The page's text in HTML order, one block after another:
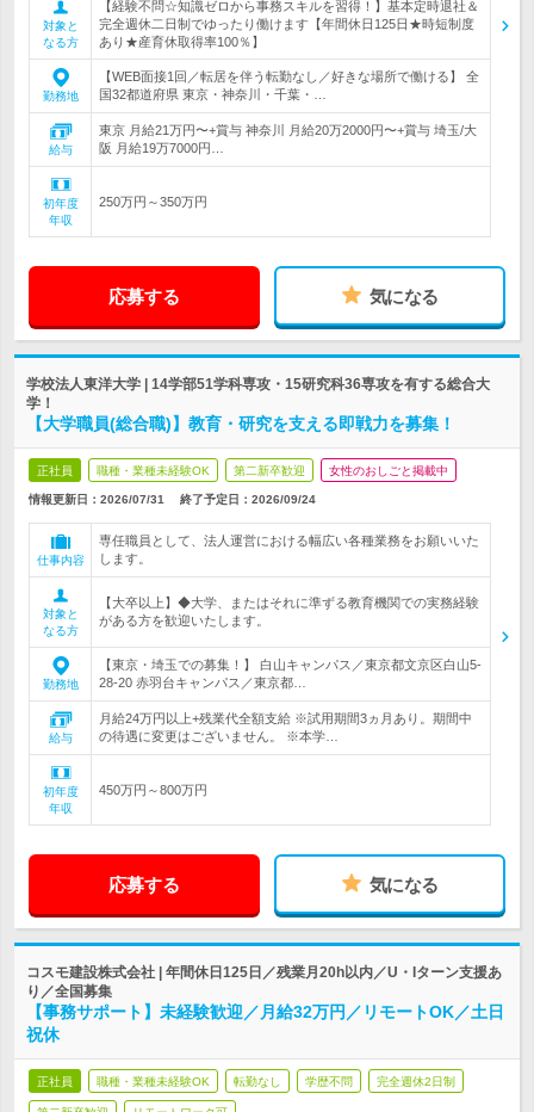
対象と
なる方
【経験不問☆知識ゼロから事務スキルを習得！】基本定時退社＆
完全週休二日制でゆったり働けます【年間休日125日★時短制度
あり★産育休取得率100％】
勤務地
【WEB面接1回／転居を伴う転勤なし／好きな場所で働ける】 全
国32都道府県 東京・神奈川・千葉・…
給与
東京 月給21万円〜+賞与 神奈川 月給20万2000円〜+賞与 埼玉/大
阪 月給19万7000円…
初年度
年収
250万円～350万円
応募する 気になる
学校法人東洋大学 | 14学部51学科専攻・15研究科36専攻を有する総合大
学！
【大学職員(総合職)】教育・研究を支える即戦力を募集！
正社員 職種・業種未経験OK 第二新卒歓迎 女性のおしごと掲載中
情報更新日：2026/07/31 終了予定日：2026/09/24
仕事内容
専任職員として、法人運営における幅広い各種業務をお願いいた
します。
対象と
なる方
【大卒以上】◆大学、またはそれに準ずる教育機関での実務経験
がある方を歓迎いたします。
勤務地
【東京・埼玉での募集！】 白山キャンパス／東京都文京区白山5‐
28‐20 赤羽台キャンパス／東京都…
給与
月給24万円以上+残業代全額支給 ※試用期間3ヵ月あり。期間中
の待遇に変更はございません。 ※本学…
初年度
年収
450万円～800万円
応募する 気になる
コスモ建設株式会社 | 年間休日125日／残業月20h以内／U・Iターン支援あ
り／全国募集
【事務サポート】未経験歓迎／月給32万円／リモートOK／土日
祝休
正社員 職種・業種未経験OK 転勤なし 学歴不問 完全週休2日制